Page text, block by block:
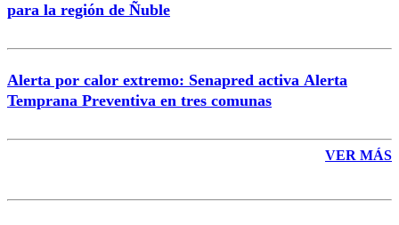
para la región de Ñuble
Alerta por calor extremo: Senapred activa Alerta
Temprana Preventiva en tres comunas
VER MÁS